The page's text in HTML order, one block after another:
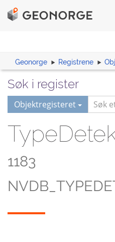
Geonorge Registrene
Søk i register
Objektregisteret
1183